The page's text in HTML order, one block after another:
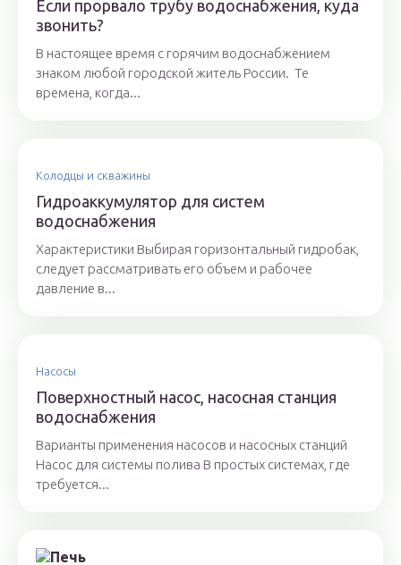
Если прорвало трубу водоснабжения, куда
звонить?
В настоящее время с горячим водоснабжением
знаком любой городской житель России. Те
времена, когда...
Колодцы и скважины
Гидроаккумулятор для систем
водоснабжения
Характеристики Выбирая горизонтальный гидробак,
следует рассматривать его объем и рабочее
давление в...
Насосы
Поверхностный насос, насосная станция
водоснабжения
Варианты применения насосов и насосных станций
Насос для системы полива В простых системах, где
требуется...